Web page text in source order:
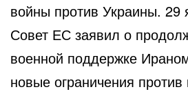
войны против Украины. 29
Совет ЕС заявил о
военной поддержке
новые ограничения против